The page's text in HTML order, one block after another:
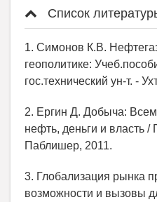
Список
1. Симонов К.В.
геополитике:
гос.технический ун-т. -
2. Ергин Д. Добыча:
нефть, деньги и власть
Паблишер, 2011.
3. Глобализация рынка
возможности и вызовы